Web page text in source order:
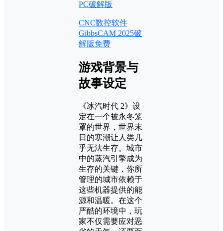
PC破解版
CNC数控软件
GibbsCAM 2025破
解版免费
游戏背景与
故事设定
《冰汽时代 2》设
定在一个被永冬笼
罩的世界，世界末
日的寒潮让人类几
乎无法生存。城市
中的蒸汽引擎成为
生存的关键，你所
管理的城市依赖于
这些机器提供的能
源和温暖。在这个
严酷的环境中，玩
家不仅需要应对恶